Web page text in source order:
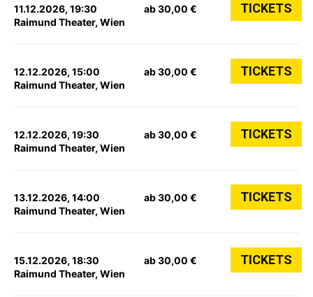
11.12.2026, 19:30
Raimund Theater, Wien
ab 30,00 € TICKETS
12.12.2026, 15:00
Raimund Theater, Wien
ab 30,00 € TICKETS
12.12.2026, 19:30
Raimund Theater, Wien
ab 30,00 € TICKETS
13.12.2026, 14:00
Raimund Theater, Wien
ab 30,00 € TICKETS
15.12.2026, 18:30
Raimund Theater, Wien
ab 30,00 € TICKETS